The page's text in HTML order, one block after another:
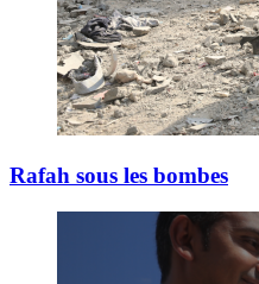
Rafah sous les bombes